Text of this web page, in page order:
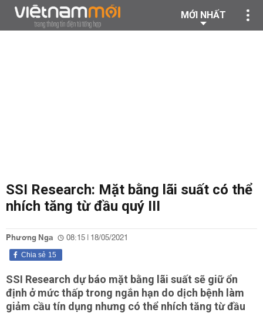
MỚI NHẤT
SSI Research: Mặt bằng lãi suất có thể
nhích tăng từ đầu quý III
Phương Nga 08:15 | 18/05/2021
15
Chia sẻ
SSI Research dự báo mặt bằng lãi suất sẽ giữ ổn
định ở mức thấp trong ngắn hạn do dịch bệnh làm
giảm cầu tín dụng nhưng có thể nhích tăng từ đầu